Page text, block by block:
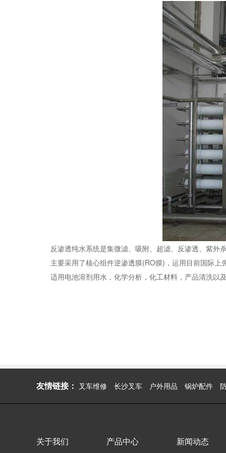
反渗透纯水系统是集微滤、吸附、超滤、反渗透、紫外
主要采用了核心组件逆渗透膜(RO膜)，运用目前国际上
适用电池溶剂用水，化学分析，化工材料，产品清洗以
友情链接： 叉车维修 长沙叉车 户外用品 锅炉配件
关于我们 产品中心 新闻动态